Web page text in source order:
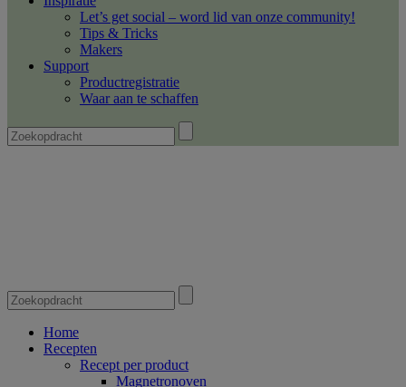
Let’s get social – word lid van onze community!
Tips & Tricks
Makers
Support
Productregistratie
Waar aan te schaffen
Home
Recepten
Recept per product
Magnetronoven